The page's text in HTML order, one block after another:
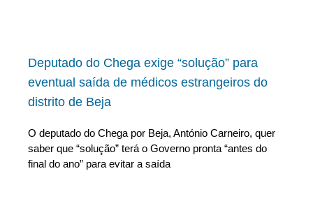
Deputado do Chega exige “solução” para
eventual saída de médicos estrangeiros do
distrito de Beja
O deputado do Chega por Beja, António Carneiro, quer
saber que “solução” terá o Governo pronta “antes do
final do ano” para evitar a saída